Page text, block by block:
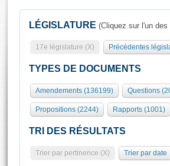
Présidence
577 députés
Groupes politiques
Séance publique
Commissions et autres organes
Europe et International
Pétitions
Rôle et pouvoirs de l'Assemblée
Organisation de l'Assemblée
Présidence Conférence des Présidents
Statistiques et chiffres clés
Visiter l'Assemblée
Visite virtuelle du palais Bourbon
Assister à une séance
LÉGISLATURE (Cliquez sur l'un
17e législature (X) Précédentes
TYPES DE DOCUMENTS
Amendements (136199) Questions
Propositions (2244) Rapports (1001)
TRI DES RÉSULTATS
Trier par pertinence (X) Trier par date